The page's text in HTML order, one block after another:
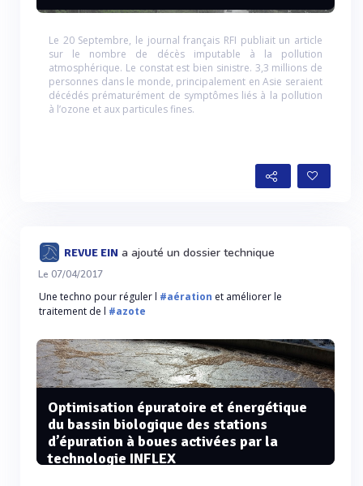
Le 20 Septembre, le journal français RFI publiait un article
sur le nombre de décès imputable à la pollution
atmosphérique. Le constat est bien sinistre. 3,3 millions de
personnes dans le monde, principalement en Asie seraient
décédés prématurément de symptômes liés à la pollution
à l’ozone et aux particules fines.
REVUE EIN a ajouté un dossier technique
Le 07/04/2017
Une techno pour réguler l #aération et améliorer le
traitement de l #azote
Optimisation épuratoire et énergétique
du bassin biologique des stations
d’épuration à boues activées par la
technologie INFLEX